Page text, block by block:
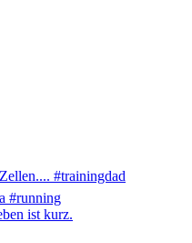
ist kurz.